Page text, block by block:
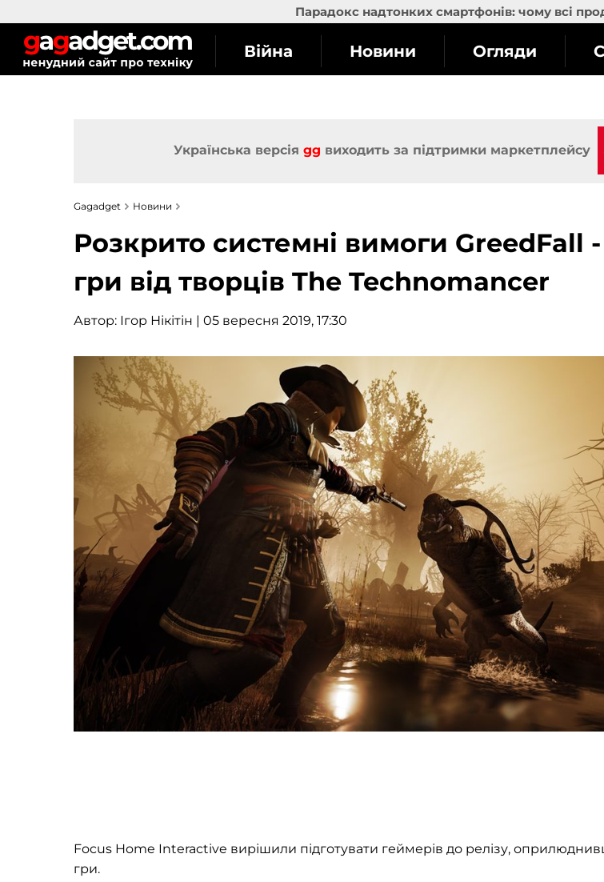
Парадокс надтонких смартфонів: чому всі
Війна Новини Огляди
Українська версія gg виходить за підтримки маркетплейсу
Gagadget Новини
Розкрито системні вимоги GreedFall
гри від творців The Technomancer
Автор: Ігор Нікітін | 05 вересня 2019, 17:30
Focus Home Interactive вирішили підготувати геймерів до релізу,
гри.